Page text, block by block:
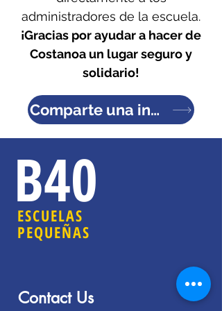
administradores de la escuela.
¡Gracias por ayudar a hacer de
Costanoa un lugar seguro y
solidario!
Comparte una inquietud
B40
ESCUELAS
PEQUEÑAS
Contact Us